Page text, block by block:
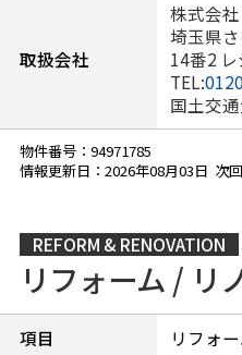
取扱会社
株式会
埼玉県
14番2
TEL:
国土交
物件番号：94971785
情報更新日：2026年08月03日 次
REFORM & RENOVATION
リフォーム / リ
項目
リフォ